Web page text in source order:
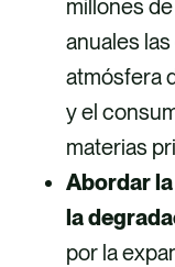
millones
anuales
atmósfera
y el
materias
Abordar
la
por la